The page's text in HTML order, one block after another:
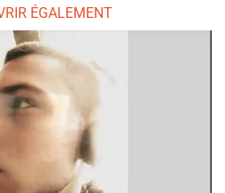
ÉGALEMENT